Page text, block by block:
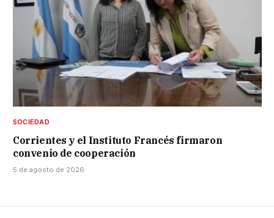
SOCIEDAD
Corrientes y el Instituto Francés firmaron
convenio de cooperación
5 de agosto de 2026